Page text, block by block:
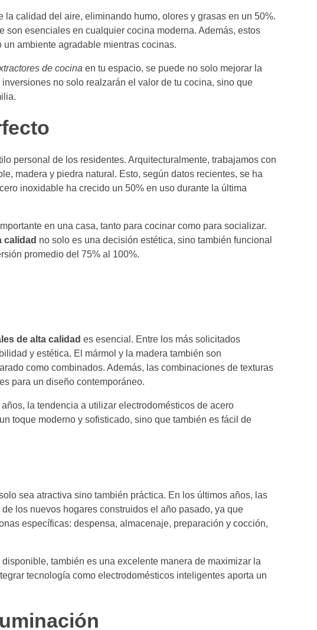
calidad del aire, eliminando humo, olores y grasas en un 50%.
son esenciales en cualquier cocina moderna. Además, estos
ambiente agradable mientras cocinas.
de cocina en tu espacio, se puede no solo mejorar la
no solo realzarán el valor de tu cocina, sino que
personal de los residentes. Arquitecturalmente, trabajamos con
madera y piedra natural. Esto, según datos recientes, se ha
inoxidable ha crecido un 50% en uso durante la última
en una casa, tanto para cocinar como para socializar.
calidad no solo es una decisión estética, sino también funcional
promedio del 75% al 100%.
de alta calidad es esencial. Entre los más solicitados
y estética. El mármol y la madera también son
como combinados. Además, las combinaciones de texturas
para un diseño contemporáneo.
la tendencia a utilizar electrodomésticos de acero
toque moderno y sofisticado, sino que también es fácil de
sea atractiva sino también práctica. En los últimos años, las
los nuevos hogares construidos el año pasado, ya que
específicas: despensa, almacenaje, preparación y cocción,
también es una excelente manera de maximizar la
tecnología como electrodomésticos inteligentes aporta un